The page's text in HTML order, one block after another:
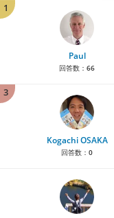
1
Paul
回答数： 66
3
Kogachi OSAKA
回答数： 0